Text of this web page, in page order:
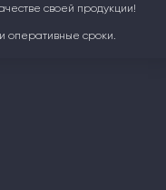
своей продукции!
оперативные сроки.